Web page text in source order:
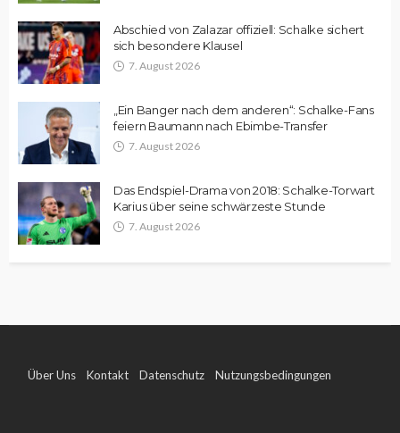
Abschied von Zalazar offiziell: Schalke sichert
sich besondere Klausel
7. August 2026
„Ein Banger nach dem anderen“: Schalke-Fans
feiern Baumann nach Ebimbe-Transfer
7. August 2026
Das Endspiel-Drama von 2018: Schalke-Torwart
Karius über seine schwärzeste Stunde
7. August 2026
Über Uns Kontakt Datenschutz Nutzungsbedingungen